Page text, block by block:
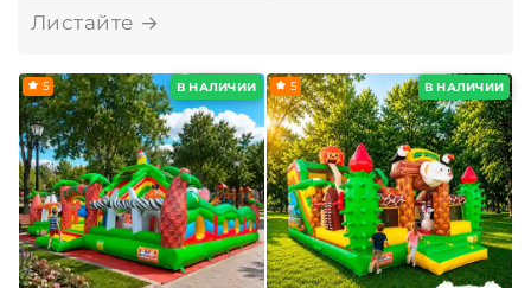
В НАЛИЧИИ
5 В НАЛИЧИИ
5